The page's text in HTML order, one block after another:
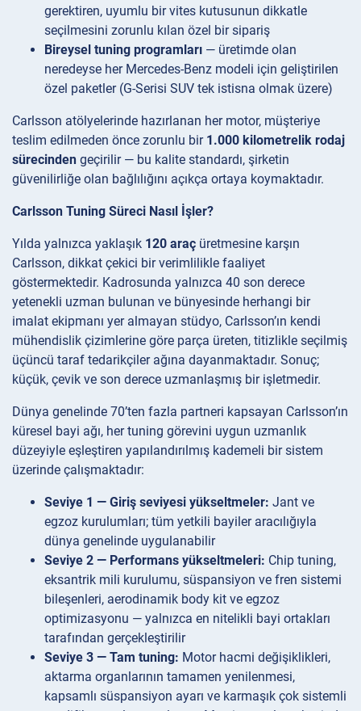
gerektiren, uyumlu bir vites kutusunun dikkatle
seçilmesini zorunlu kılan özel bir sipariş
Bireysel tuning programları — üretimde olan
neredeyse her Mercedes-Benz modeli için geliştirilen
özel paketler (G-Serisi SUV tek istisna olmak üzere)
Carlsson atölyelerinde hazırlanan her motor, müşteriye
teslim edilmeden önce zorunlu bir 1.000 kilometrelik rodaj
sürecinden geçirilir — bu kalite standardı, şirketin
güvenilirliğe olan bağlılığını açıkça ortaya koymaktadır.
Carlsson Tuning Süreci Nasıl İşler?
Yılda yalnızca yaklaşık 120 araç üretmesine karşın
Carlsson, dikkat çekici bir verimlilikle faaliyet
göstermektedir. Kadrosunda yalnızca 40 son derece
yetenekli uzman bulunan ve bünyesinde herhangi bir
imalat ekipmanı yer almayan stüdyo, Carlsson’ın kendi
mühendislik çizimlerine göre parça üreten, titizlikle seçilmiş
üçüncü taraf tedarikçiler ağına dayanmaktadır. Sonuç;
küçük, çevik ve son derece uzmanlaşmış bir işletmedir.
Dünya genelinde 70’ten fazla partneri kapsayan Carlsson’ın
küresel bayi ağı, her tuning görevini uygun uzmanlık
düzeyiyle eşleştiren yapılandırılmış kademeli bir sistem
üzerinde çalışmaktadır:
Seviye 1 — Giriş seviyesi yükseltmeler: Jant ve
egzoz kurulumları; tüm yetkili bayiler aracılığıyla
dünya genelinde uygulanabilir
Seviye 2 — Performans yükseltmeleri: Chip tuning,
eksantrik mili kurulumu, süspansiyon ve fren sistemi
bileşenleri, aerodinamik body kit ve egzoz
optimizasyonu — yalnızca en nitelikli bayi ortakları
tarafından gerçekleştirilir
Seviye 3 — Tam tuning: Motor hacmi değişiklikleri,
aktarma organlarının tamamen yenilenmesi,
kapsamlı süspansiyon ayarı ve karmaşık çok sistemli